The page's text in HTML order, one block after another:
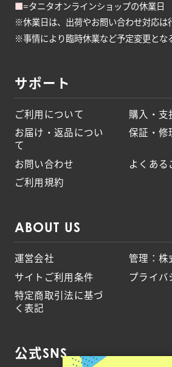
■=タニタオンラインショップの休業日
※休業日は、出荷やお問い合わせ対応は
※事情により臨時休業など予定変更とな
サポート
ご利用について
購入・支
お届け・返品につい
て
保証・修
お問い合わせ
よくある
ご利用規約
ABOUT US
運営会社
管理：株
サイトご利用条件
プライバ
特定商取引法に基づ
く表記
公式SNS